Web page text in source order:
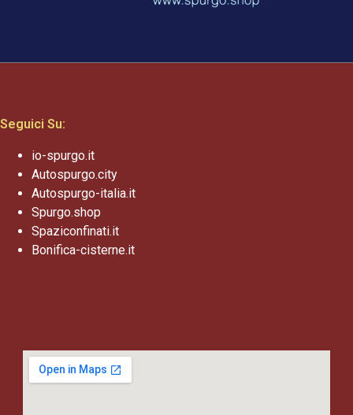
Seguici Su:
io-spurgo.it
Autospurgo.city
Autospurgo-italia.it
Spurgo.shop
Spaziconfinati.it
Bonifica-cisterne.it